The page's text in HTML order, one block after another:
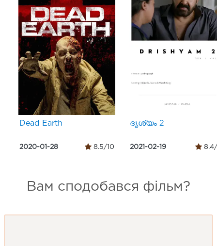
Dead Earth
2020-01-28 8.5/10
ദൃശ്യം 2
2021-02-19 8.4/
Вам сподобався фільм?